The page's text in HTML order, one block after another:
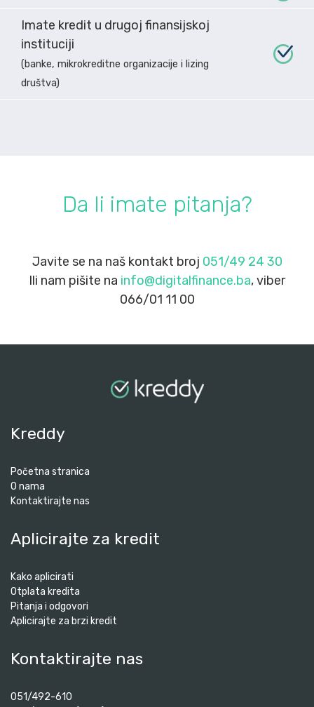
Imate kredit u drugoj finansijskoj
instituciji
(banke, mikrokreditne organizacije i lizing
društva)
Da li imate pitanja?
Javite se na naš kontakt broj 051/49 24 30
Ili nam pišite na info@digitalfinance.ba, viber
066/01 11 00
Kreddy
Početna stranica
O nama
Kontaktirajte nas
Aplicirajte za kredit
Kako aplicirati
Otplata kredita
Pitanja i odgovori
Aplicirajte za brzi kredit
Kontaktirajte nas
051/492-610